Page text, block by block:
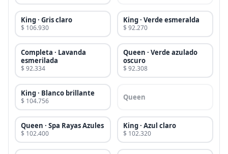
King · Gris claro
$ 106.930
King · Verde esmeralda
$ 92.270
Completa · Lavanda
esmerilada
$ 92.334
Queen · Verde azulado
oscuro
$ 92.308
King · Blanco brillante
$ 104.756 Queen
Queen · Spa Rayas Azules
$ 102.400
King · Azul claro
$ 102.320